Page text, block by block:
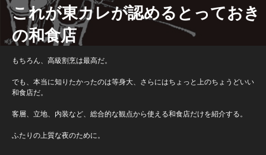
これが東カレが認めるとっておき
の和食店
もちろん、高級割烹は最高だ。
でも、本当に知りたかったのは等身大、さらにはちょっと上のちょうどいい
和食店だ。
客層、立地、内装など、総合的な観点から使える和食店だけを紹介する。
ふたりの上質な夜のために。